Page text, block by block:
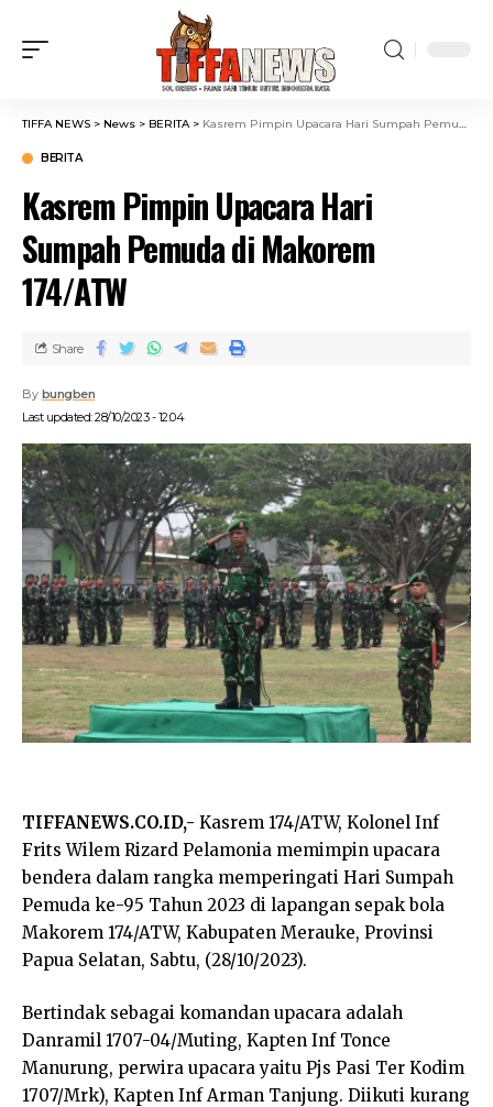
TIFFA NEWS > News > BERITA> Kasrem Pimpin Upacara Hari Sumpah Pemuda di Makorem 174/ATW
BERITA
Kasrem Pimpin Upacara Hari
Sumpah Pemuda di Makorem
174/ATW
Last updated: 28/10/2023 - 12:04
By bungben
Share
TIFFANEWS.CO.ID,- Kasrem 174/ATW, Kolonel Inf
Frits Wilem Rizard Pelamonia memimpin upacara
bendera dalam rangka memperingati Hari Sumpah
Pemuda ke-95 Tahun 2023 di lapangan sepak bola
Makorem 174/ATW, Kabupaten Merauke, Provinsi
Papua Selatan, Sabtu, (28/10/2023).
Bertindak sebagai komandan upacara adalah
Danramil 1707-04/Muting, Kapten Inf Tonce
Manurung, perwira upacara yaitu Pjs Pasi Ter Kodim
1707/Mrk), Kapten Inf Arman Tanjung. Diikuti kurang